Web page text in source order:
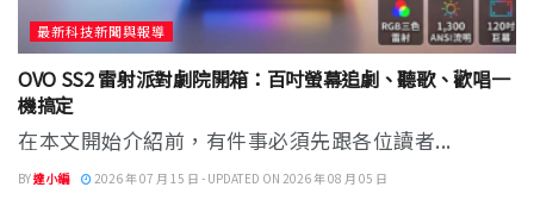
最新科技新聞與報導
OVO SS2 雷射派對劇院開箱：百吋螢幕追劇、聽歌、歡唱一
機搞定
在本文開始介紹前，有件事必須先跟各位讀者...
BY達小編 2026 年 07 月 15 日 - UPDATED ON 2026 年 08 月 05 日